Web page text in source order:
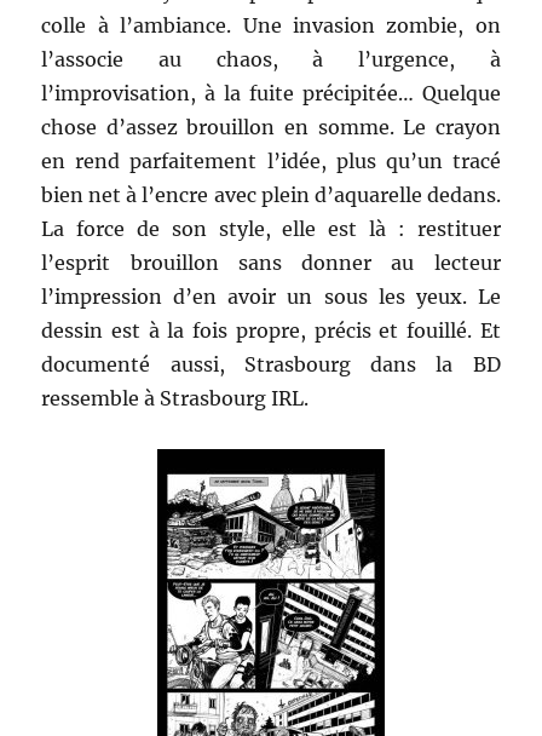
colle à l’ambiance. Une invasion zombie, on
l’associe au chaos, à l’urgence, à
l’improvisation, à la fuite précipitée… Quelque
chose d’assez brouillon en somme. Le crayon
en rend parfaitement l’idée, plus qu’un tracé
bien net à l’encre avec plein d’aquarelle dedans.
La force de son style, elle est là : restituer
l’esprit brouillon sans donner au lecteur
l’impression d’en avoir un sous les yeux. Le
dessin est à la fois propre, précis et fouillé. Et
documenté aussi, Strasbourg dans la BD
ressemble à Strasbourg IRL.